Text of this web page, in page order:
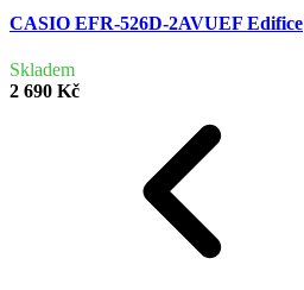
CASIO EFR-526D-2AVUEF Edifice
Skladem
2 690 Kč